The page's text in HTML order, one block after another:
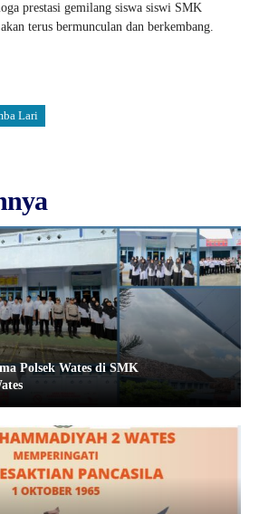
prestasi gemilang siswa siswi SMK
terus bermunculan dan berkembang.
Lari
Polsek Wates di SMK